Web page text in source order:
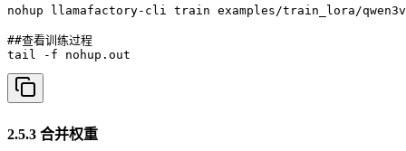
nohup llamafactory-cli train examples/train_lora/
##查看训练过程
2.5.3 合并权重